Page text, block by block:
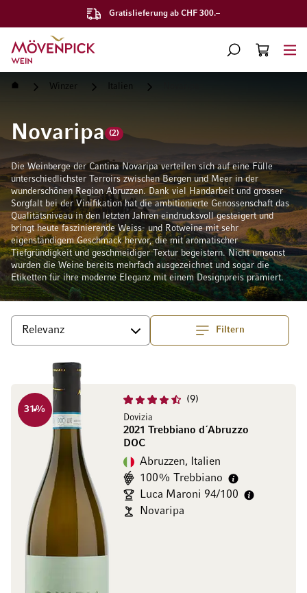
Gratislieferung ab CHF 300.–
Zur Startseite
SUCHE
WARENKORB
Startseite Winzer Italien
Novaripa (2)
Die Weinberge der Cantina Novaripa verteilen sich auf eine Fülle
unterschiedlichster Terroirs zwischen Bergen und Meer in der
wunderschönen Region Abruzzen. Dank viel Handarbeit und grosser
Sorgfalt bei der Vinifikation hat die ambitionierte Genossenschaft das
Qualitätsniveau in den letzten Jahren eindrucksvoll gesteigert und
bringt heute faszinierende Weiss- und Rotweine mit sehr
eigenständigem Geschmack hervor, die mit aromatischer
Tiefgründigkeit und geschmeidiger Textur begeistern. Nicht umsonst
wurden die Weine bereits mehrfach ausgezeichnet und sogar die
Etiketten für ihre moderne Eleganz mit einem Designpreis prämiert.
Filtern
SortierenTop
9
Dovizia
2021 Trebbiano d´Abruzzo
DOC
31%
Abruzzen, Italien
100% Trebbiano
Luca Maroni 94/100
Novaripa